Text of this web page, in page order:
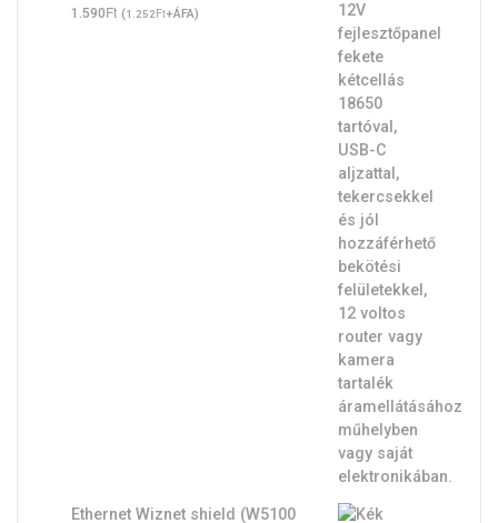
1.590Ft (1.252Ft+ÁFA)
Ethernet Wiznet shield (W5100